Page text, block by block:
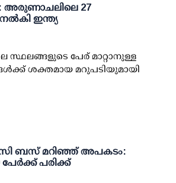
അരുണാചലിലെ 27
ഇന്ത്യ
പേര് മാറ്റാനുള്ള
ശക്തമായ മറുപടിയുമായി
ബസ് മറിഞ്ഞ് അപകടം:
പരിക്ക്